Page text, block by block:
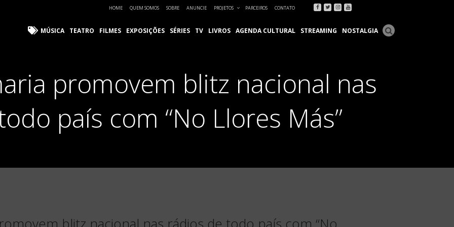
HOME QUEM SOMOS SOBRE ANUNCIE PROJETOS PARCEIROS CONTATO Facebook
Twitter
Instagram
Youtube
MÚSICA TEATRO FILMES EXPOSIÇÕES SÉRIES TV LIVROS AGENDA CULTURAL STREAMING NOSTALGIA
promovem blitz nacional nas
país com “No Llores Más”
blitz nacional nas rádios de todo país com “No